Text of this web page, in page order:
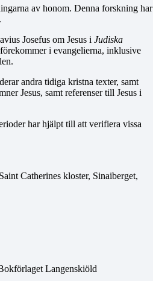
av honom. Denna forskning har
Josefus om Jesus i Judiska
i evangelierna, inklusive
andra tidiga kristna texter, samt
Jesus, samt referenser till Jesus i
har hjälpt till att verifiera vissa
Catherines kloster, Sinaiberget,
Langenskiöld